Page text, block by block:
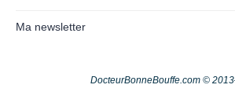
Ma newsletter
DocteurBonneBouffe.com ©